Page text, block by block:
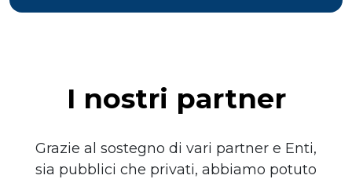
I nostri partner
Grazie al sostegno di vari partner e Enti,
sia pubblici che privati, abbiamo potuto